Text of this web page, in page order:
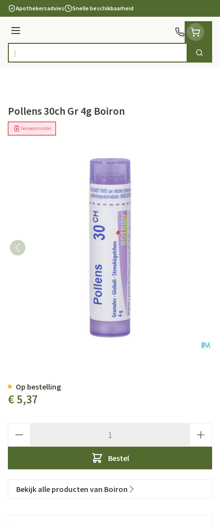
Ga naar de inhoud
Apothekersadvies Snelle beschikbaarheid
Menu
Product, merk, categorie... Zoek
Pollens 30ch Gr 4g Boiron
Geneesmiddel
€ 5,37
Bestel
Op bestelling
Bekijk alle producten van Boiron